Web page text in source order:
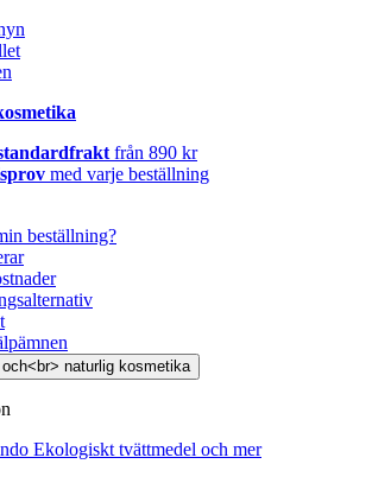
från 890 kr
med varje beställning
beställning?
Ekologiskt tvättmedel och mer